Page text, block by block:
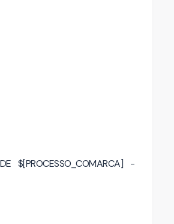
$[PROCESSO_COMARCA] -